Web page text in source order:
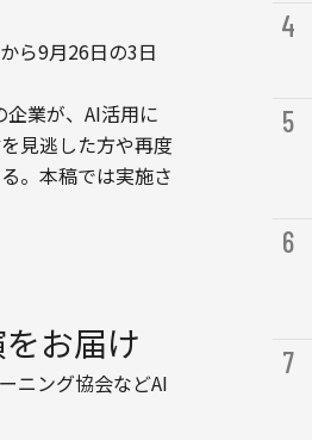
ら9月26日の3日
業が、AI活用に
見逃した方や再度
。本稿では実施さ
お届け
ニング協会などAI
4
5
6
7